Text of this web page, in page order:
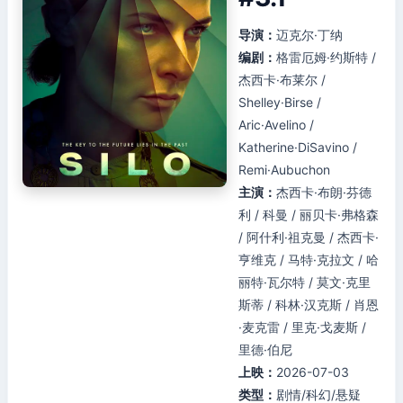
导演： 迈克尔·丁纳
编剧： 格雷厄姆·约斯特 /
杰西卡·布莱尔 /
Shelley·Birse /
Aric·Avelino /
Katherine·DiSavino /
Remi·Aubuchon
主演： 杰西卡·布朗·芬德
利 / 科曼 / 丽贝卡·弗格森
/ 阿什利·祖克曼 / 杰西卡·
亨维克 / 马特·克拉文 / 哈
丽特·瓦尔特 / 莫文·克里
斯蒂 / 科林·汉克斯 / 肖恩
·麦克雷 / 里克·戈麦斯 /
里德·伯尼
上映： 2026-07-03
类型： 剧情/科幻/悬疑